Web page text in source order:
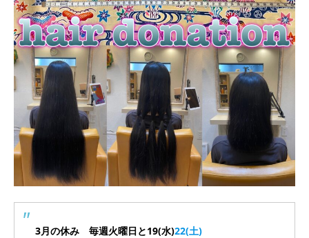
3月の休み 毎週火曜日と19(水)22(土)